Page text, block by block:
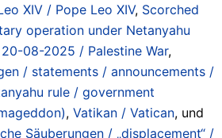
XIV / Pope Leo XIV, Scorched
operation under Netanyahu
08-2025 / Palestine War,
/ statements / announcements /
rule / government
, Vatikan / Vatican, und
Säuberungen / „displacement“ /